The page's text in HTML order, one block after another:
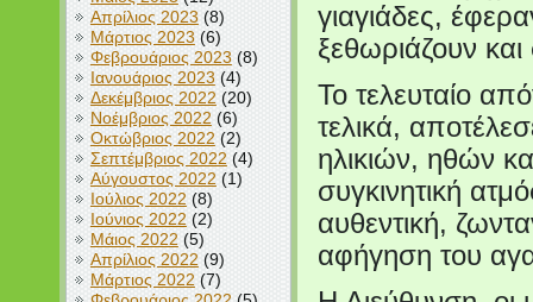
Απρίλιος 2023 (8)
Μάρτιος 2023 (6)
Φεβρουάριος 2023(8)
Ιανουάριος 2023 (4)
Δεκέμβριος 2022 (20)
Νοέμβριος 2022 (6)
Οκτώβριος 2022 (2)
Σεπτέμβριος 2022 (4)
Αύγουστος 2022 (1)
Ιούλιος 2022 (8)
Ιούνιος 2022 (2)
Μάιος 2022 (5)
Απρίλιος 2022 (9)
Μάρτιος 2022 (7)
γιαγιάδες,
ξεθωριάζουν
Το τελευταίο
τελικά,
ηλικιών, ηθών
συγκινητική
αυθεντική,
αφήγηση του